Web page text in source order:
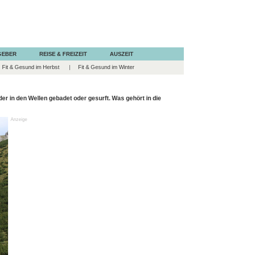
REISE & FREIZEIT AUSZEIT
Fit & Gesund im Herbst Fit & Gesund im Winter
in den Wellen gebadet oder gesurft. Was gehört in die
Anzeige